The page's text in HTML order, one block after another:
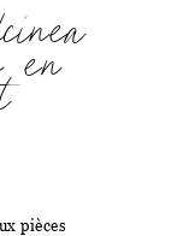
en
pièces